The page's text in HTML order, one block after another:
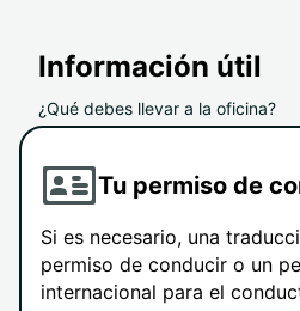
Información útil
¿Qué debes llevar a la oficina?
Tu permiso de
Si es necesario, una
permiso de conducir o un
internacional para el